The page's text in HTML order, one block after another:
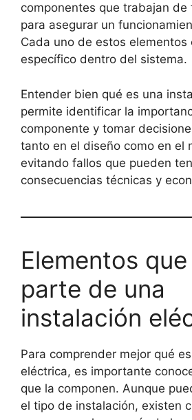
componentes que trabajan de
para asegurar un
Cada uno de estos elementos
específico dentro del sistema.
Entender bien qué es una
permite identificar la
componente y tomar
tanto en el diseño como en el
evitando fallos que pueden
consecuencias técnicas y
Elementos
parte de una
instalación
Para comprender mejor qué
eléctrica, es importante
que la componen. Aunque
el tipo de instalación, existen